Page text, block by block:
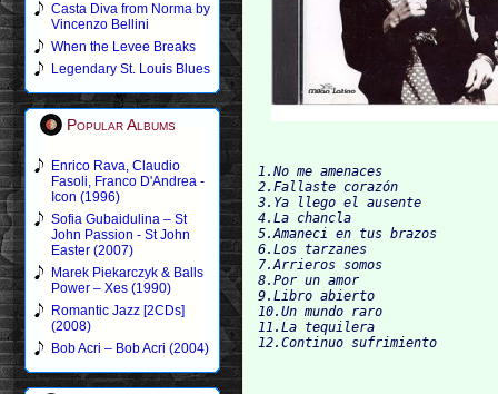
Casta Diva from Norma by
Vincenzo Bellini
When the Levee Breaks
Legendary St. Louis Blues
Popular Albums
Enrico Rava, Claudio
Fasoli, Franco D'Andrea -
Icon (1996)
Sofia Gubaidulina – St
John Passion - St John
Easter (2007)
Marek Piekarczyk & Balls
Power – Xes (1990)
Romantic Jazz [2CDs]
(2008)
Bob Acri – Bob Acri (2004)
1.No me amenaces
2.Fallaste corazón
3.Ya llego el ausente
4.La chancla
5.Amaneci en tus brazos
7.Arrieros somos
8.Por un amor
10.Un mundo raro
11.La tequilera